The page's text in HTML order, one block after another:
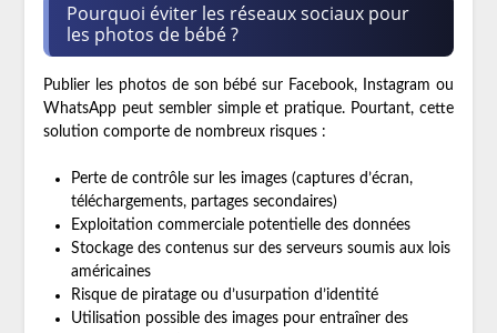
Pourquoi éviter les réseaux sociaux pour
les photos de bébé ?
Publier les photos de son bébé sur Facebook, Instagram ou
WhatsApp peut sembler simple et pratique. Pourtant, cette
solution comporte de nombreux risques :
Perte de contrôle sur les images (captures d’écran,
téléchargements, partages secondaires)
Exploitation commerciale potentielle des données
Stockage des contenus sur des serveurs soumis aux lois
américaines
Risque de piratage ou d’usurpation d’identité
Utilisation possible des images pour entraîner des